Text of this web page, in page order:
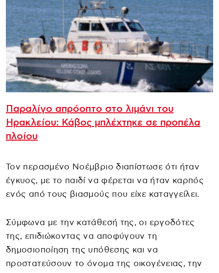
Παραλίγο απρόοπτο στο λιμάνι του
Ηρακλείου: Κάβος μπλέχτηκε σε προπέλα
πλοίου
Τον περασμένο Νοέμβριο διαπίστωσε ότι ήταν
έγκυος, με το παιδί να φέρεται να ήταν καρπός
ενός από τους βιασμούς που είχε καταγγείλει.
Σύμφωνα με την κατάθεσή της, οι εργοδότες
της, επιδιώκοντας να αποφύγουν τη
δημοσιοποίηση της υπόθεσης και να
προστατεύσουν το όνομα της οικογένειας, την